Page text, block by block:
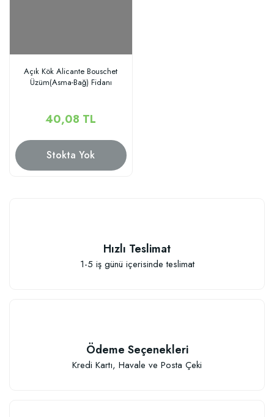
Açık Kök Alicante Bouschet
Üzüm(Asma-Bağ) Fidanı
40,08 TL
Stokta Yok
Hızlı Teslimat
1-5 iş günü içerisinde teslimat
Ödeme Seçenekleri
Kredi Kartı, Havale ve Posta Çeki